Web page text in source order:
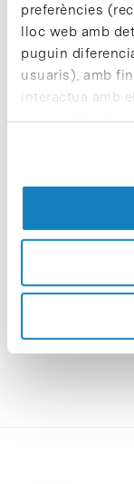
preferències
lloc web amb
puguin
usuaris), amb
interactua amb
personalitzada
pàgines
les cookies pot
La
a
Del
acull
del
any,
del